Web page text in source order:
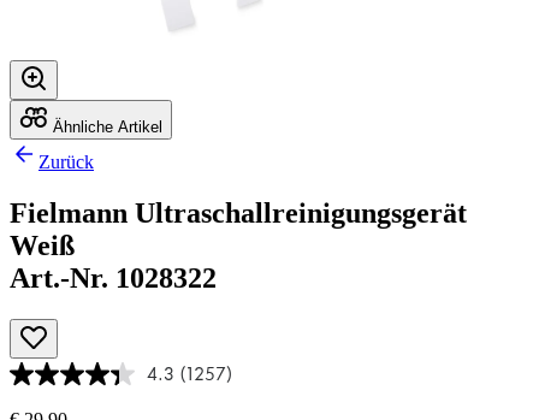
Ähnliche Artikel
Zurück
Fielmann Ultraschallreinigungsgerät
Weiß
Art.-Nr. 1028322
4.3 (1257)